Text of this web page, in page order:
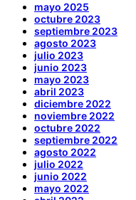
mayo 2025
octubre 2023
septiembre 2023
agosto 2023
julio 2023
junio 2023
mayo 2023
abril 2023
diciembre 2022
noviembre 2022
octubre 2022
septiembre 2022
agosto 2022
julio 2022
junio 2022
mayo 2022